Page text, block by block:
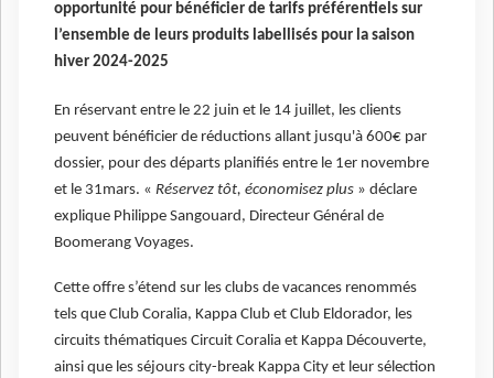
opportunité pour bénéficier de tarifs préférentiels sur
l’ensemble de leurs produits labellisés pour la saison
hiver 2024-2025
En réservant entre le 22 juin et le 14 juillet, les clients
peuvent bénéficier de réductions allant jusqu'à 600€ par
dossier, pour des départs planifiés entre le 1er novembre
et le 31mars. « Réservez tôt, économisez plus » déclare
explique Philippe Sangouard, Directeur Général de
Boomerang Voyages.
Cette offre s’étend sur les clubs de vacances renommés
tels que Club Coralia, Kappa Club et Club Eldorador, les
circuits thématiques Circuit Coralia et Kappa Découverte,
ainsi que les séjours city-break Kappa City et leur sélection